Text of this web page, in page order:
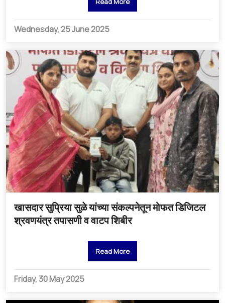
Wednesday, 25 June 2025
खासदार सुप्रिया सुळे यांच्या संकल्पनेतून मोफत डिजिटल
श्रवणयंत्र तपासणी व वाटप शिबीर
Read More
Friday, 30 May 2025